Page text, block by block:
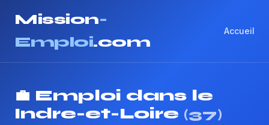
Mission-
Emploi.com
Accueil
💼 Emploi dans le
Indre-et-Loire (37)